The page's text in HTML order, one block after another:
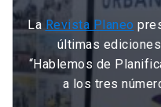
La Revista Planeo
últimas
“Hablemos de
a los tres